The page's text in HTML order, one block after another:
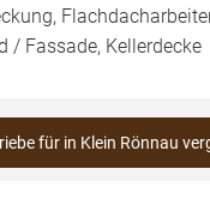
/ Fassade, Kellerdecke
für in Klein Rönnau